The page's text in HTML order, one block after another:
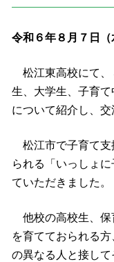
令和６年８月７日（
松江東高校にて、
生、大学生、子育
について紹介し、交
松江市で子育て支
られる「いっしょ
ていただきました。
他校の高校生、保
を育てておられる
の異なる人と接し